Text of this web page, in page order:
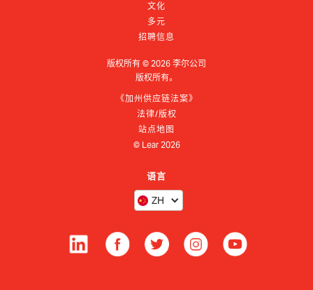
文化
多元
招聘信息
版权所有 © 2026 李尔公司
版权所有。
《加州供应链法案》
法律/版权
站点地图
© Lear 2026
语言
ZH